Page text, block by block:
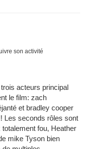
son activité
acteurs principal
le film: zach
et bradley cooper
Les seconds rôles sont
fou, Heather
mike Tyson bien